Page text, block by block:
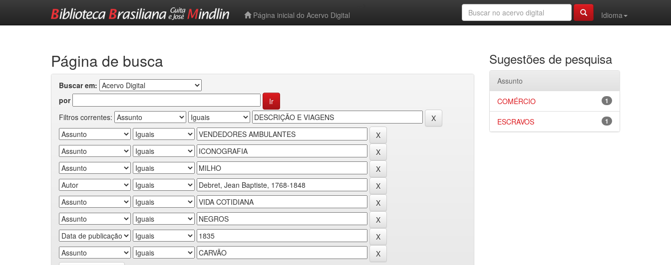
Página inicial do Acervo Digital
Idioma
Página de busca
Buscar em:
por
Filtros correntes:
Sugestões de pesquisa
Assunto
1
COMÉRCIO
1
ESCRAVOS